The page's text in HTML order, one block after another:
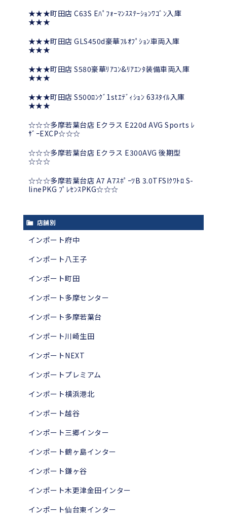
★★★町田店 C63S Eﾊﾟﾌｫｰﾏﾝｽｽﾃｰｼｮﾝﾜｺﾞﾝ入庫
★★★
★★★町田店 GLS450d豪華ﾌﾙｵﾌﾟｼｮﾝ車両入庫
★★★
★★★町田店 S580豪華ﾘｱｺﾝ&ﾘｱｴﾝﾀ装備車両入庫
★★★
★★★町田店 S500ﾛﾝｸﾞ1stｴﾃﾞｨｼｮﾝ 63ｽﾀｲﾙ入庫
★★★
☆☆☆多摩若葉台店 Eクラス E220d AVG Sports ﾚ
ｻﾞｰEXCP☆☆☆
☆☆☆多摩若葉台店 Eクラス E300AVG 後期型
☆☆☆
☆☆☆多摩若葉台店 A7 A7ｽﾎﾟｰﾂB 3.0TFSIｸﾜﾄﾛ S-
linePKG ﾌﾟﾚｾﾝｽPKG☆☆☆
店舗別
インポート府中
インポート八王子
インポート町田
インポート多摩センター
インポート多摩若葉台
インポート川崎生田
インポートNEXT
インポートプレミアム
インポート横浜港北
インポート越谷
インポート三郷インター
インポート鶴ヶ島インター
インポート鎌ヶ谷
インポート木更津金田インター
インポート仙台東インター